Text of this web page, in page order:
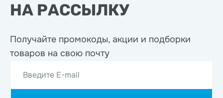
НА РАССЫЛКУ
Получайте промокоды, акции и подборки
товаров на свою почту
Введите E-mail